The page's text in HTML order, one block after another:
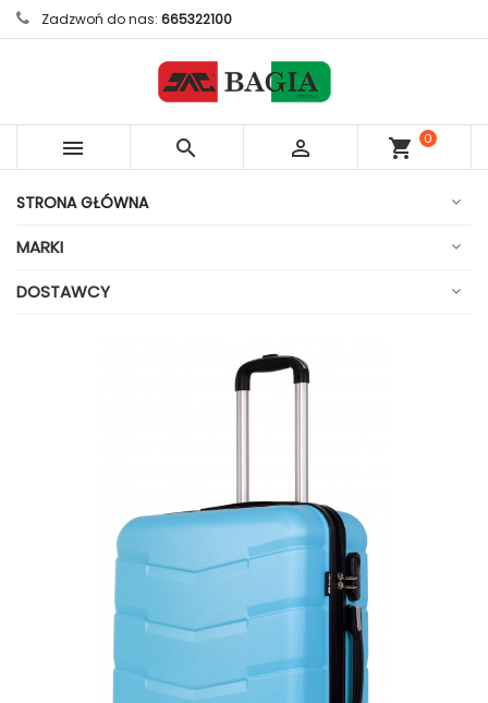
Zadzwoń do nas: 665322100
   shopping_cart
0
STRONA GŁÓWNA
MARKI
DOSTAWCY